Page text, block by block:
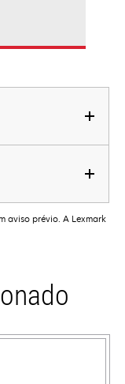
aviso prévio. A Lexmark